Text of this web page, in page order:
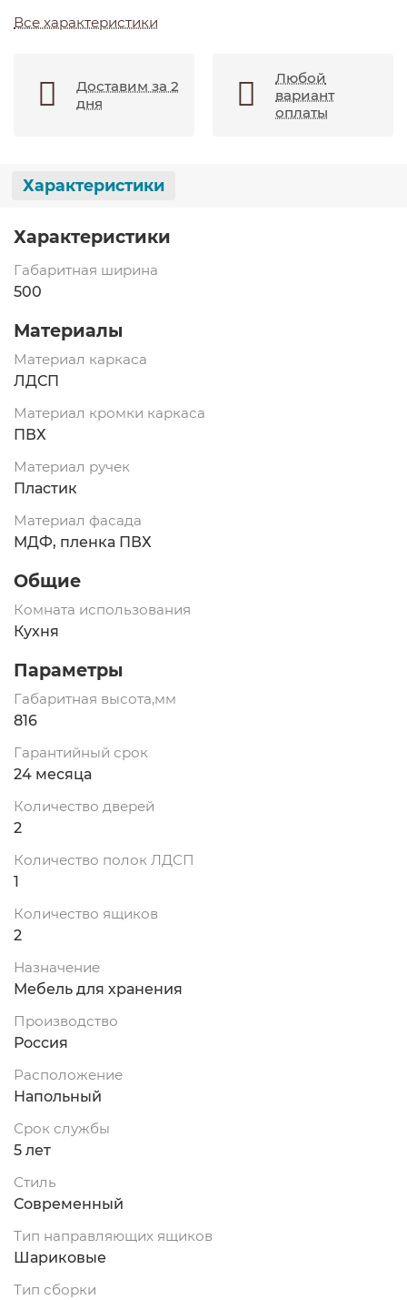
Все характеристики
Доставим за 2
дня
Любой
вариант
оплаты
Характеристики
Характеристики
Габаритная ширина
500
Материалы
Материал каркаса
ЛДСП
Материал кромки каркаса
ПВХ
Материал ручек
Пластик
Материал фасада
МДФ, пленка ПВХ
Общие
Комната использования
Кухня
Параметры
Габаритная высота,мм
816
Гарантийный срок
24 месяца
Количество дверей
2
Количество полок ЛДСП
1
Количество ящиков
2
Назначение
Мебель для хранения
Производство
Россия
Расположение
Напольный
Срок службы
5 лет
Стиль
Современный
Тип направляющих ящиков
Шариковые
Тип сборки